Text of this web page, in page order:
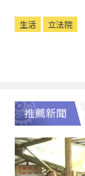
生活 立法院
推薦新聞